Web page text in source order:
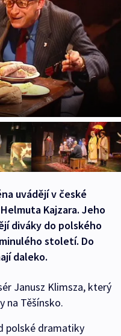
uvádějí v české
Kajzara. Jeho
diváky do polského
století. Do
daleko.
Janusz Klimsza, který
na Těšínsko.
polské dramatiky